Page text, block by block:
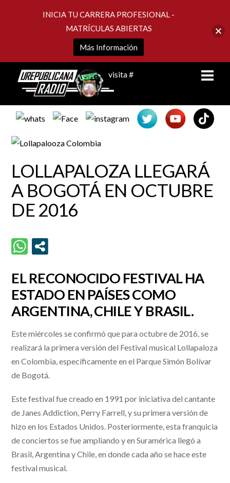
visita #
LOLLAPALOZA LLEGARÁ
A BOGOTÁ EN OCTUBRE
DE 2016
EL RECONOCIDO FESTIVAL HA
ESTADO EN PAÍSES COMO
ARGENTINA, CHILE Y BRASIL.
Este miércoles se confirmó que para octubre de 2016, se
realizará la primera versión del Festival musical Lollapaloza
en Colombia, específicamente en el Parque Simón Bolívar
de Bogotá.
Este festival fue creado en 1991 por iniciativa del cantante
de Janes Addiction, Perry Farrell, y su primera versión de
hizo en los Estados Unidos. Posteriormente, esta franquicia
de conciertos se fue ampliando y en Suramérica llegó a
Brasil, Argentina y Chile, en donde cada año se hace este
festival musical.
INICIA TU CARRERA PROFESIONAL -
MATRÍCULAS ABIERTAS
Más Información